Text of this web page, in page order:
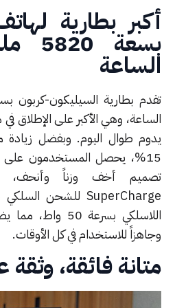
بطارية
بسعة
وهي الأكبر على الإطلاق في
طوال اليوم. وبفضل زيادة
15%، يحصل المستخدمون على
اللاسلكي بسرعة 50 واط،
للاستخدام في كل الأوقات.
فائقة، وثقة